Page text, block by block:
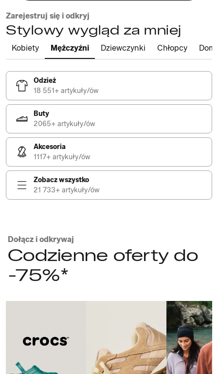
Zarejestruj się i odkryj
Stylowy wygląd za mniej
Kobiety Mężczyźni Dziewczynki Chłopcy Dom
Odzież
18 551+ artykuły/ów
Buty
2065+ artykuły/ów
Akcesoria
1117+ artykuły/ów
Zobacz wszystko
21 733+ artykuły/ów
Dołącz i odkrywaj
Codzienne oferty do
-75%*